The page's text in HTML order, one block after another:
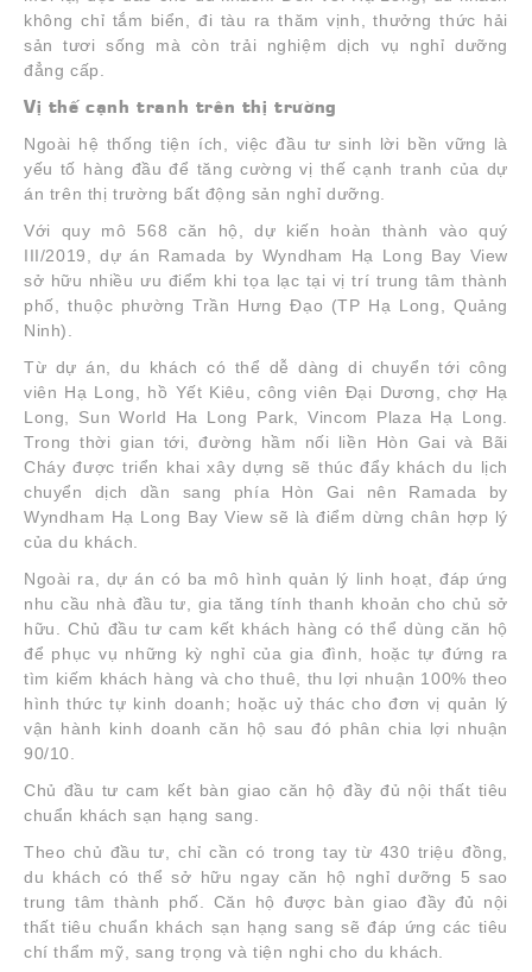
không chỉ tắm biển, đi tàu ra thăm vịnh, thưởng thức hải
sản tươi sống mà còn trải nghiệm dịch vụ nghỉ dưỡng
đẳng cấp.
Vị thế cạnh tranh trên thị trường
Ngoài hệ thống tiện ích, việc đầu tư sinh lời bền vững là
yếu tố hàng đầu để tăng cường vị thế cạnh tranh của dự
án trên thị trường bất động sản nghỉ dưỡng.
Với quy mô 568 căn hộ, dự kiến hoàn thành vào quý
III/2019, dự án Ramada by Wyndham Hạ Long Bay View
sở hữu nhiều ưu điểm khi tọa lạc tại vị trí trung tâm thành
phố, thuộc phường Trần Hưng Đạo (TP Hạ Long, Quảng
Ninh).
Từ dự án, du khách có thể dễ dàng di chuyển tới công
viên Hạ Long, hồ Yết Kiêu, công viên Đại Dương, chợ Hạ
Long, Sun World Ha Long Park, Vincom Plaza Hạ Long.
Trong thời gian tới, đường hầm nối liền Hòn Gai và Bãi
Cháy được triển khai xây dựng sẽ thúc đẩy khách du lịch
chuyển dịch dần sang phía Hòn Gai nên Ramada by
Wyndham Hạ Long Bay View sẽ là điểm dừng chân hợp lý
của du khách.
Ngoài ra, dự án có ba mô hình quản lý linh hoạt, đáp ứng
nhu cầu nhà đầu tư, gia tăng tính thanh khoản cho chủ sở
hữu. Chủ đầu tư cam kết khách hàng có thể dùng căn hộ
để phục vụ những kỳ nghỉ của gia đình, hoặc tự đứng ra
tìm kiếm khách hàng và cho thuê, thu lợi nhuận 100% theo
hình thức tự kinh doanh; hoặc uỷ thác cho đơn vị quản lý
vận hành kinh doanh căn hộ sau đó phân chia lợi nhuận
90/10.
Chủ đầu tư cam kết bàn giao căn hộ đầy đủ nội thất tiêu
chuẩn khách sạn hạng sang.
Theo chủ đầu tư, chỉ cần có trong tay từ 430 triệu đồng,
du khách có thể sở hữu ngay căn hộ nghỉ dưỡng 5 sao
trung tâm thành phố. Căn hộ được bàn giao đầy đủ nội
thất tiêu chuẩn khách sạn hạng sang sẽ đáp ứng các tiêu
chí thẩm mỹ, sang trọng và tiện nghi cho du khách.